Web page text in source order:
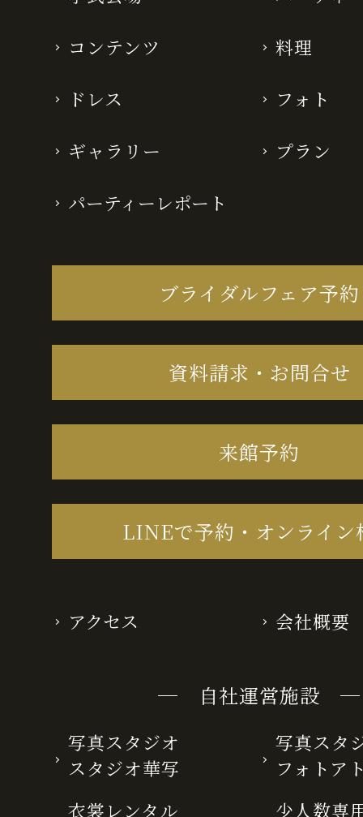
コンテンツ 料理
ドレス フォト
ギャラリー プラン
パーティーレポート
ブライダルフェア予約
資料請求・お問合せ
来館予約
LINEで予約・オンライン
アクセス 会社概要
─ 自社運営施設 ─
写真スタジオ
スタジオ華写
写真スタ
フォトア
衣裳レンタル
少人数専